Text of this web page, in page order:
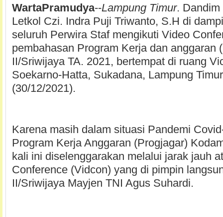
WartaPramudya--Lampung Timur. Dandim
Letkol Czi. Indra Puji Triwanto, S.H di
seluruh Perwira Staf mengikuti Video
pembahasan Program Kerja dan anggaran
II/Sriwijaya TA. 2021, bertempat di ruang
Soekarno-Hatta, Sukadana, Lampung
(30/12/2021).
Karena masih dalam situasi Pandemi
Program Kerja Anggaran (Progjagar)
kali ini diselenggarakan melalui jarak jauh
Conference (Vidcon) yang di pimpin
II/Sriwijaya Mayjen TNI Agus Suhardi.